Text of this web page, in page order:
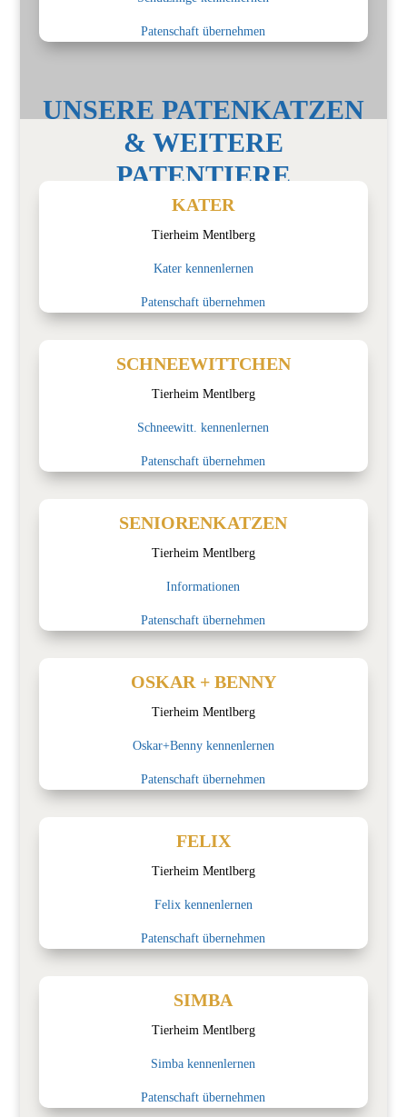
Patenschaft übernehmen
UNSERE PATENKATZEN
& WEITERE
PATENTIERE
KATER
Tierheim Mentlberg
Kater kennenlernen
Patenschaft übernehmen
SCHNEEWITTCHEN
Tierheim Mentlberg
Schneewitt. kennenlernen
Patenschaft übernehmen
SENIORENKATZEN
Tierheim Mentlberg
Informationen
Patenschaft übernehmen
OSKAR + BENNY
Tierheim Mentlberg
Oskar+Benny kennenlernen
Patenschaft übernehmen
FELIX
Tierheim Mentlberg
Felix kennenlernen
Patenschaft übernehmen
SIMBA
Tierheim Mentlberg
Simba kennenlernen
Patenschaft übernehmen